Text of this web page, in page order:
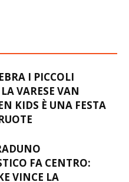
I PICCOLI
VARESE VAN
KIDS È UNA FESTA
FA CENTRO:
VINCE LA